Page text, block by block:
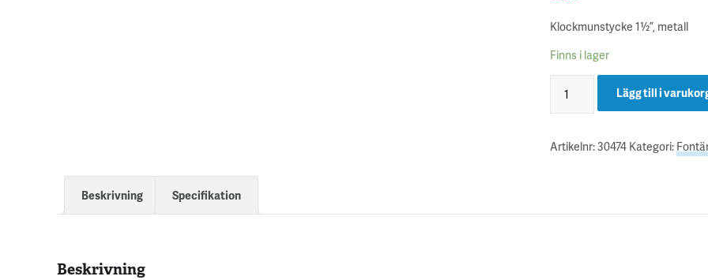
Klockmunstycke 1½”, metall
Finns i lager
Lägg till i
Artikelnr:30474 Kategori:
Beskrivning Specifikation
Beskrivning